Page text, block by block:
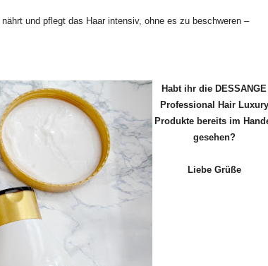
und pflegt das Haar intensiv, ohne es zu beschweren –
Habt ihr die DESSANGE
Professional Hair Luxury
Produkte bereits im
gesehen?
Liebe Grüße